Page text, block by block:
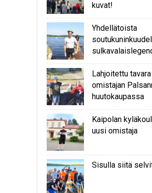
kuvat!
Yhdellätoista
Lahjoitettu
omistajan
huutokaupassa
Kaipolan
uusi omistaja
Sisulla siitä